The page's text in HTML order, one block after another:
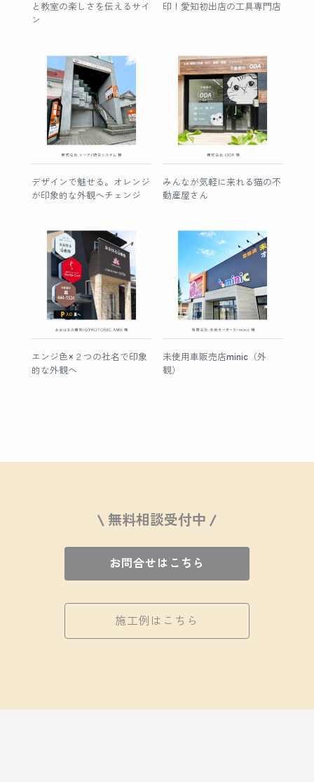
と教室の楽しさを伝えるサイ
ン
印！愛知初出店の工具専門店
デザインで魅せる。オレンジ
が印象的な外観へチェンジ
みんなが気軽に来れる猫の不
動産屋さん
エンジ色×２つの社名で印象
的な外観へ
未使用車販売店minic（外
観）
\ 無料相談受付中 /
お問合せはこちら
施工例はこちら